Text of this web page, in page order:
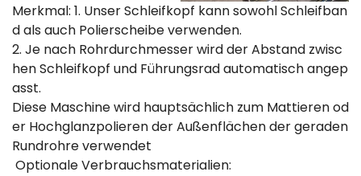
Merkmal: 1. Unser Schleifkopf kann sowohl Schleifban
d als auch Polierscheibe verwenden.
2. Je nach Rohrdurchmesser wird der Abstand zwisc
hen Schleifkopf und Führungsrad automatisch angep
asst.
Diese Maschine wird hauptsächlich zum Mattieren od
er Hochglanzpolieren der Außenflächen der geraden
Rundrohre verwendet
Optionale Verbrauchsmaterialien: